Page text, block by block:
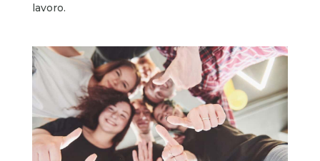
lavoro.